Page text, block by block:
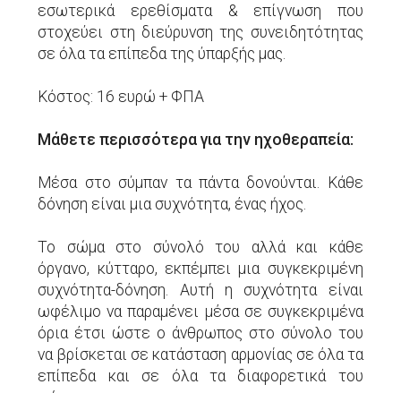
εσωτερικά ερεθίσματα & επίγνωση που
στοχεύει στη διεύρυνση της συνειδητότητας
σε όλα τα επίπεδα της ύπαρξής μας.
Kόστος: 16 ευρώ + ΦΠΑ
Μάθετε περισσότερα για την ηχοθεραπεία:
Μέσα στο σύμπαν τα πάντα δονούνται. Κάθε
δόνηση είναι μια συχνότητα, ένας ήχος.
Το σώμα στο σύνολό του αλλά και κάθε
όργανο, κύτταρο, εκπέμπει μια συγκεκριμένη
συχνότητα-δόνηση. Αυτή η συχνότητα είναι
ωφέλιμο να παραμένει μέσα σε συγκεκριμένα
όρια έτσι ώστε ο άνθρωπος στο σύνολο του
να βρίσκεται σε κατάσταση αρμονίας σε όλα τα
επίπεδα και σε όλα τα διαφορετικά του